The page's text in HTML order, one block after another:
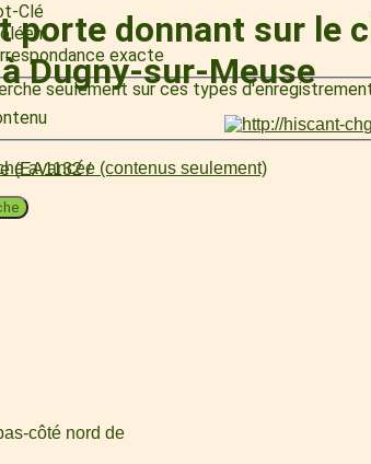
Clé
exacte
seulement sur ces types
avancée (contenus seulement)
porte donnant sur le
Dugny-sur-Meuse
(EA1132 /
côté nord de